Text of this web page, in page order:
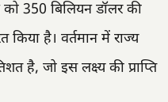
350 बिलियन डॉलर की
किया है। वर्तमान में राज्य
है, जो इस लक्ष्य की प्राप्ति